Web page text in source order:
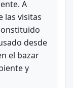
A
las visitas
desde
el bazar
y